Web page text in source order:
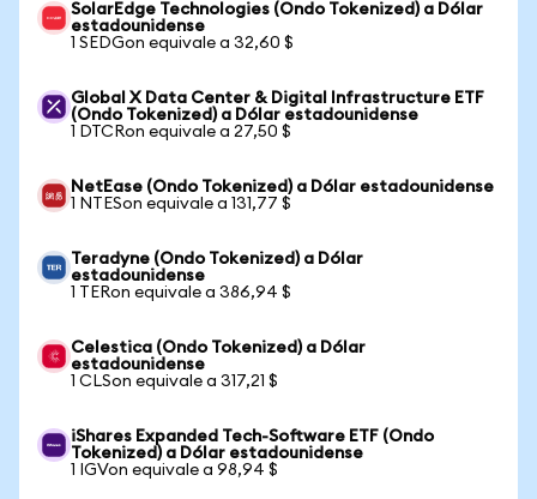
SolarEdge Technologies (Ondo Tokenized) a Dólar
estadounidense
1 SEDGon equivale a 32,60 $
Global X Data Center & Digital Infrastructure ETF
(Ondo Tokenized) a Dólar estadounidense
1 DTCRon equivale a 27,50 $
NetEase (Ondo Tokenized) a Dólar estadounidense
1 NTESon equivale a 131,77 $
Teradyne (Ondo Tokenized) a Dólar
estadounidense
1 TERon equivale a 386,94 $
Celestica (Ondo Tokenized) a Dólar
estadounidense
1 CLSon equivale a 317,21 $
iShares Expanded Tech-Software ETF (Ondo
Tokenized) a Dólar estadounidense
1 IGVon equivale a 98,94 $